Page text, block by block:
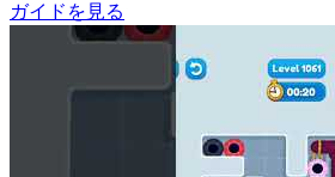
ガイドを見る